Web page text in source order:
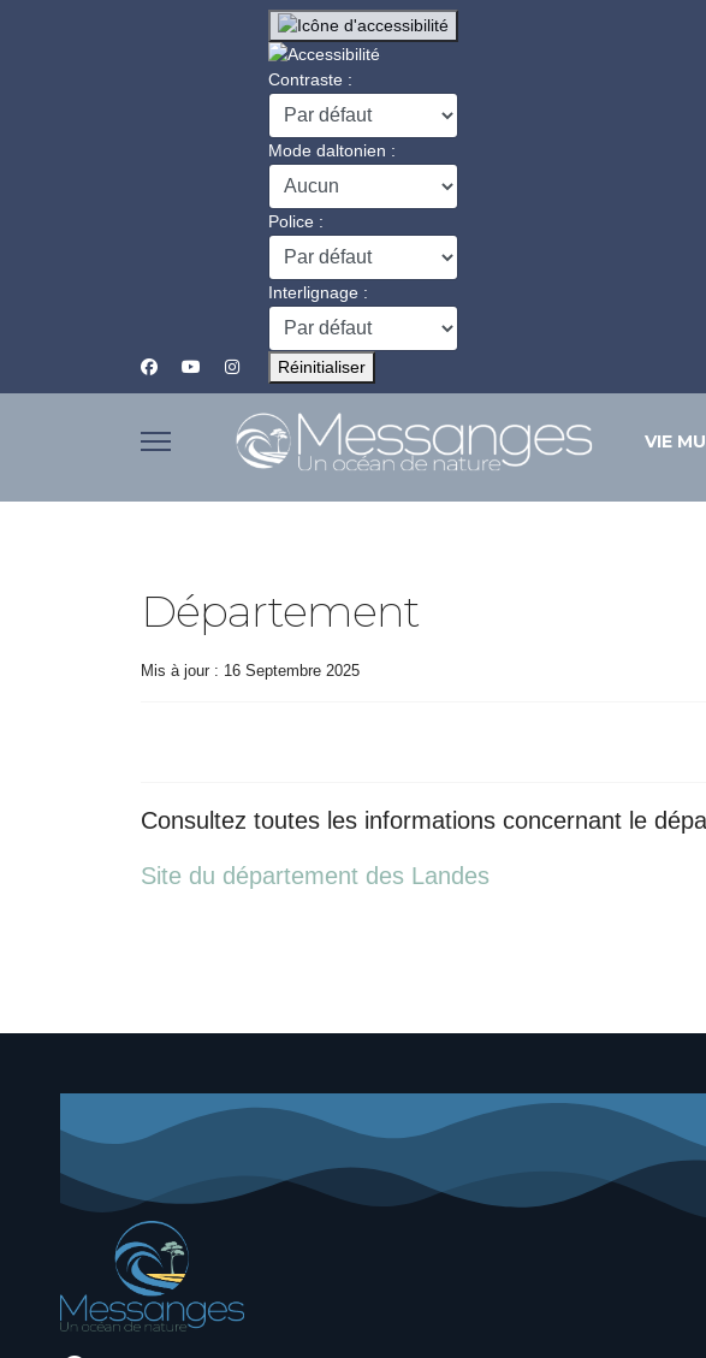
Contraste :
Mode daltonien :
Police :
Interlignage :
Réinitialiser
VIE
Département
Mis à jour : 16 Septembre 2025
Consultez toutes les informations concernant le
Site du département des Landes